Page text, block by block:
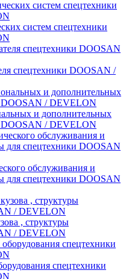
систем спецтехники
спецтехники DOOSAN /
и дополнительных
DOOSAN / DEVELON
обслуживания и
для спецтехники DOOSAN
, структуры
/ DEVELON
спецтехники